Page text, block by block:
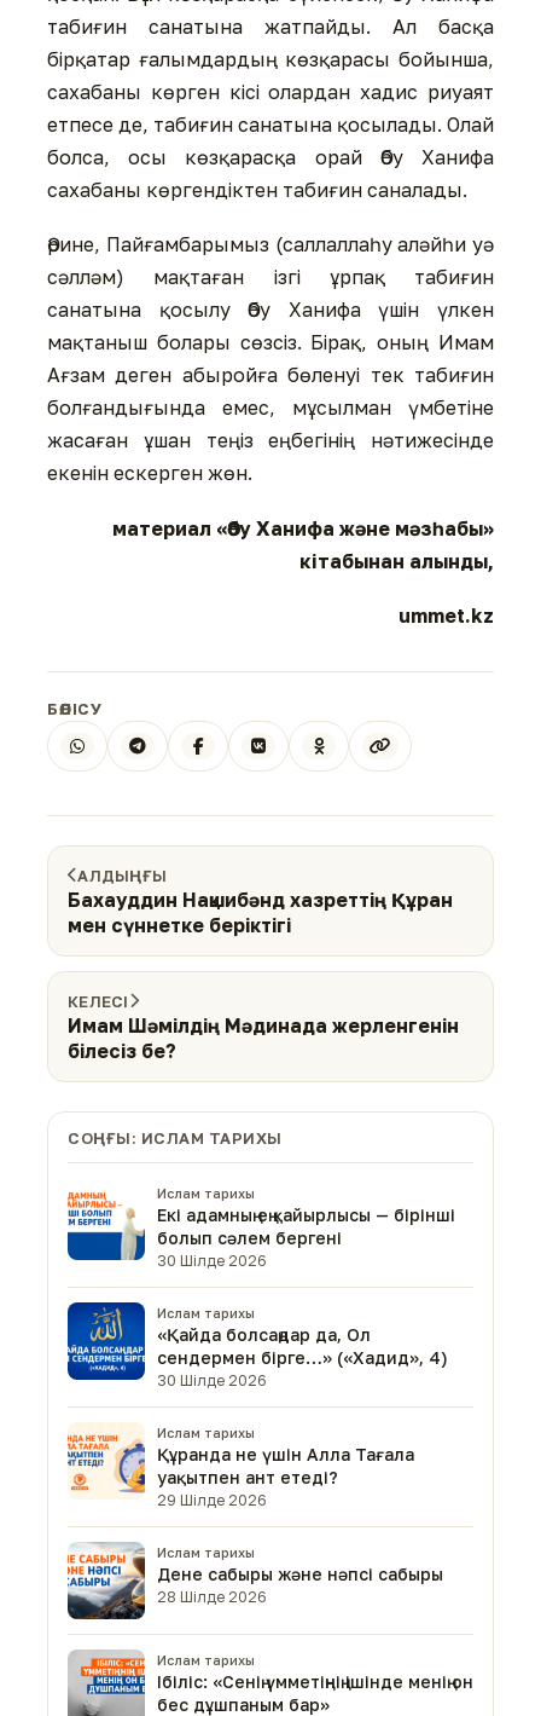
табиғин санатына жатпайды. Ал басқа
бірқатар ғалымдардың көзқарасы бойынша,
сахабаны көрген кісі олардан хадис риуаят
етпесе де, табиғин санатына қосылады. Олай
болса, осы көзқарасқа орай Әбу Ханифа
сахабаны көргендіктен табиғин саналады.
Әрине, Пайғамбарымыз (саллаллаһу аләйһи уә
сәлләм) мақтаған ізгі ұрпақ табиғин
санатына қосылу Әбу Ханифа үшін үлкен
мақтаныш болары сөзсіз. Бірақ, оның Имам
Ағзам деген абыройға бөленуі тек табиғин
болғандығында емес, мұсылман үмбетіне
жасаған ұшан теңіз еңбегінің нәтижесінде
екенін ескерген жөн.
материал «Әбу Ханифа және мәзһабы»
кітабынан алынды,
ummet.kz
БӨЛІСУ
АЛДЫҢҒЫ
Бахауддин Нақшибәнд хазреттің Құран
мен сүннетке беріктігі
КЕЛЕСІ
Имам Шәмілдің Мәдинада жерленгенін
білесіз бе?
СОҢҒЫ: ИСЛАМ ТАРИХЫ
Ислам тарихы
Екі адамның ең қайырлысы — бірінші
болып сәлем бергені
30 Шілде 2026
Ислам тарихы
«Қайда болсаңдар да, Ол
сендермен бірге…» («Хадид», 4)
30 Шілде 2026
Ислам тарихы
Құранда не үшін Алла Тағала
уақытпен ант етеді?
29 Шілде 2026
Ислам тарихы
Дене сабыры және нәпсі сабыры
28 Шілде 2026
Ислам тарихы
Ібіліс: «Сенің үмметіңнің ішінде менің он
бес дұшпаным бар»